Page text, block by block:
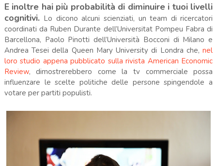
E inoltre hai più probabilità di diminuire i tuoi livelli
cognitivi. Lo dicono alcuni scienziati, un team di ricercatori
coordinati da Ruben Durante dell’Universitat Pompeu Fabra di
Barcellona, Paolo Pinotti dell’Università Bocconi di Milano e
Andrea Tesei della Queen Mary University di Londra che,nel
loro studio appena pubblicato sulla rivista American Economic
Review, dimostrerebbero come la tv commerciale possa
influenzare le scelte politiche delle persone spingendole a
votare per partiti populisti.